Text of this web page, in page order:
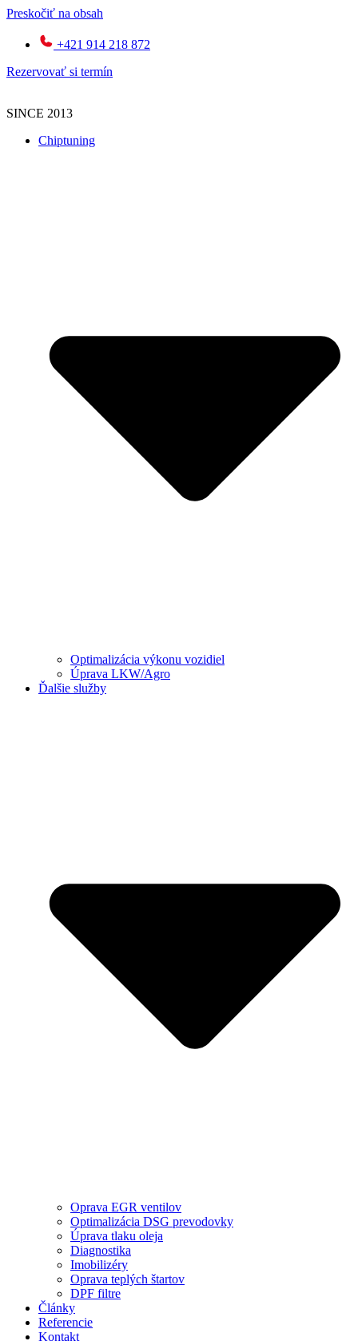
Preskočiť na obsah
+421 914 218 872
Rezervovať si termín
SINCE 2013
Chiptuning
Optimalizácia výkonu vozidiel
Úprava LKW/Agro
Ďalšie služby
Oprava EGR ventilov
Optimalizácia DSG prevodovky
Úprava tlaku oleja
Diagnostika
Imobilizéry
Oprava teplých štartov
DPF filtre
Články
Referencie
Kontakt